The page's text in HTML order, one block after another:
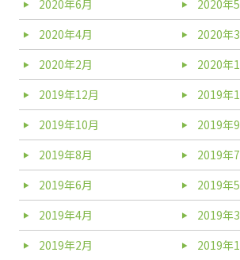
2020年6月
2020年
2020年4月
2020年
2020年2月
2020年
2019年12月
2019年
2019年10月
2019年
2019年8月
2019年
2019年6月
2019年
2019年4月
2019年
2019年2月
2019年